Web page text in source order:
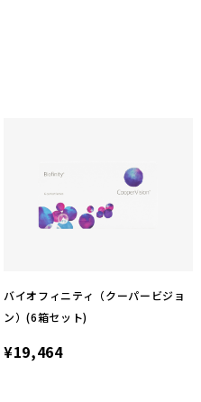
バイオフィニティ（クーパービジョ
ン）(6箱セット)
¥19,464